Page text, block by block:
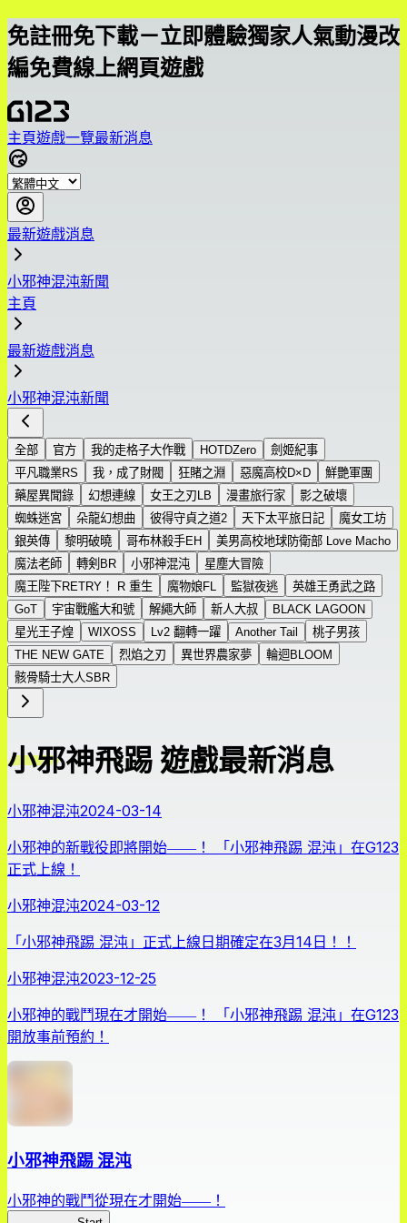
免註冊免下載－立即體驗獨家人氣動漫改
編免費線上網頁遊戲
主頁遊戲一覽最新消息
最新遊戲消息
小邪神混沌新聞
主頁
最新遊戲消息
小邪神混沌新聞
全部 官方 我的走格子大作戰 HOTDZero
劍姬紀事
平凡職業RS
我，成了財閥 狂賭之淵 惡魔高校D×D
鮮艷軍團
藥屋異聞錄
幻想連線 女王之刃LB 漫畫旅行家
影之破壞
蜘蛛迷宮
朵龍幻想曲 彼得守貞之道2 天下太平旅日記
魔女工坊
銀英傳
黎明破曉 哥布林殺手EH
美男高校地球防衛部 Love Macho
魔法老師
轉剣BR 小邪神混沌
星塵大冒險
魔王陛下RETRY！ R 重生
魔物娘FL 監獄夜逃
英雄王勇武之路
GoT
宇宙戰艦大和號 解繩大師 新人大叔
BLACK LAGOON
星光王子煌
WIXOSS Lv2 翻轉一躍 Another Tail
桃子男孩
THE NEW GATE
烈焰之刃 異世界農家夢
輪迴BLOOM
骸骨騎士大人SBR
小邪神飛踢 遊戲最新消息
小邪神混沌2024-03-14
小邪神的新戰役即將開始――！ 「小邪神飛踢 混沌」在G123
正式上線！
小邪神混沌2024-03-12
「小邪神飛踢 混沌」正式上線日期確定在3月14日！！
小邪神混沌2023-12-25
小邪神的戰鬥現在才開始――！ 「小邪神飛踢 混沌」在G123
開放事前預約！
小邪神飛踢 混沌
小邪神的戰鬥從現在才開始――！